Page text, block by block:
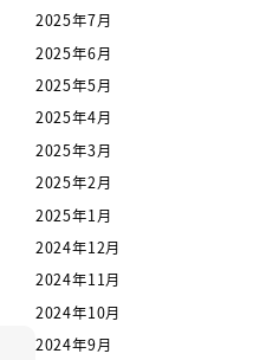
2025年7月
2025年6月
2025年5月
2025年4月
2025年3月
2025年2月
2025年1月
2024年12月
2024年11月
2024年10月
2024年9月